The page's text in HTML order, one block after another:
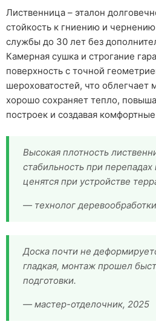
Лиственница – эталон
стойкость к гниению и
службы до 30 лет без
Камерная сушка и строгание
поверхность с точной
шероховатостей, что облегчает
хорошо сохраняет тепло,
построек и создавая
Высокая плотность
стабильность при
ценятся при устройстве
— технолог
Доска почти не
гладкая, монтаж прошел
подготовки.
— мастер-отделочник, 2025